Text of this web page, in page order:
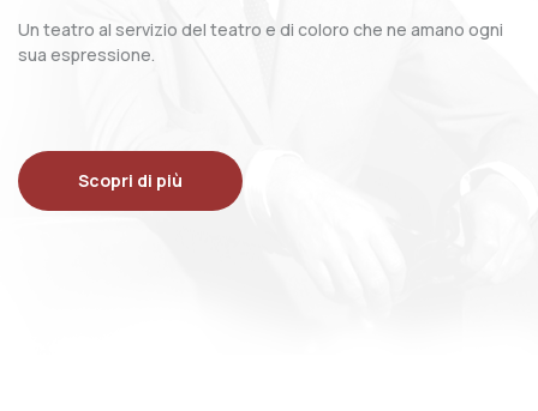
Un teatro al servizio del teatro e di coloro che ne amano ogni
sua espressione.
Scopri di più